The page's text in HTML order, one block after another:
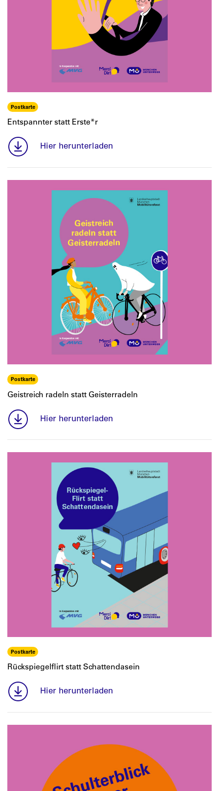
Postkarte
Entspannter statt Erste*r
Hier herunterladen
Postkarte
Geistreich radeln statt Geisterradeln
Hier herunterladen
Postkarte
Rückspiegelflirt statt Schattendasein
Hier herunterladen